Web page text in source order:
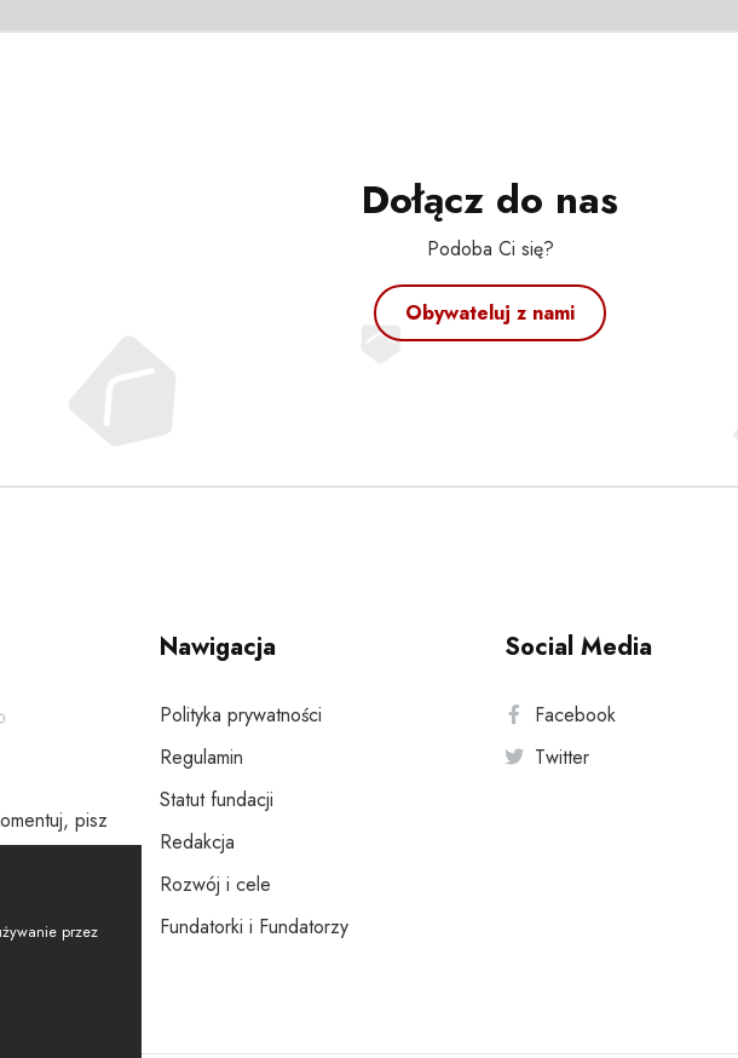
Dołącz do nas
Podoba Ci się?
Obywateluj z nami
pisz
Nawigacja
Polityka prywatności
Regulamin
Statut fundacji
Redakcja
Rozwój i cele
Fundatorki i Fundatorzy
Social Media
Facebook
Twitter
przez